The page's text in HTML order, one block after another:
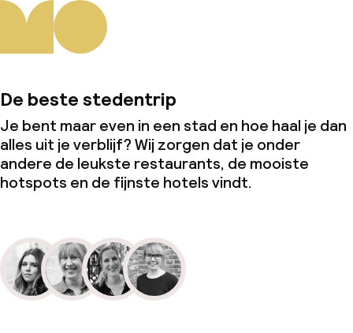
De beste stedentrip
Je bent maar even in een stad en hoe haal je dan
alles uit je verblijf? Wij zorgen dat je onder
andere de leukste restaurants, de mooiste
hotspots en de fijnste hotels vindt.